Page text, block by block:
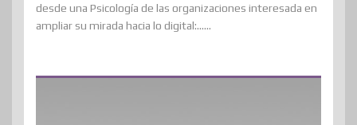
desde una Psicología de las organizaciones interesada en
ampliar su mirada hacia lo digital:......